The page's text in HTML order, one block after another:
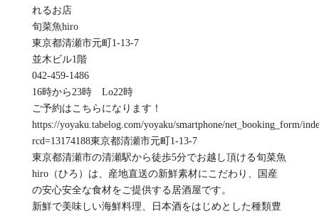
れるお店
旬菜魚hiro
東京都清瀬市元町1-13-7
並木ビル1階
042-459-1486
16時から23時 Lo22時
ご予約はこちらになります！
https://yoyaku.tabelog.com/yoyaku/smartphone/net_booking_form/
rcd=13174188東京都清瀬市元町1-13-7
東京都清瀬市の清瀬駅から徒歩5分でお越し頂ける旬菜魚
hiro（ひろ）は、産地直送の新鮮素材にこだわり、国産
の安心安全な食材をご提供する居酒屋です。
新鮮で美味しい海鮮料理、日本酒をはじめとした種類豊